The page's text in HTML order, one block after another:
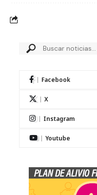
Facebook
X
Instagram
Youtube